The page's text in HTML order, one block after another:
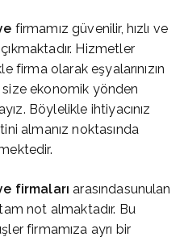
firmamız güvenilir, hızlı ve
Hizmetler
firma olarak eşyalarınızın
ekonomik yönden
Böylelikle ihtiyacınız
almanız noktasında
firmalarıarasındasunulan
not almaktadır. Bu
firmamıza ayrı bir